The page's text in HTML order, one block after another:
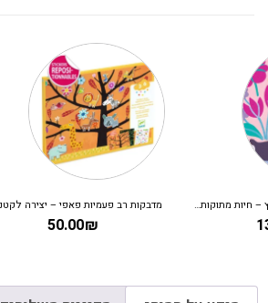
מדבקות רב פעמיות פאפי – יצירה לקטנים על העץ